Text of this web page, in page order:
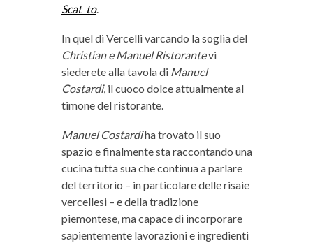
Scat_to.
In quel di Vercelli varcando la soglia del
Christian e Manuel Ristorantevi
siederete alla tavola di Manuel
Costardi, il cuoco dolce attualmente al
timone del ristorante.
Manuel Costardiha trovato il suo
spazio e finalmente sta raccontando una
cucina tutta sua che continua a parlare
del territorio – in particolare delle risaie
vercellesi – e della tradizione
piemontese, ma capace di incorporare
sapientemente lavorazioni e ingredienti